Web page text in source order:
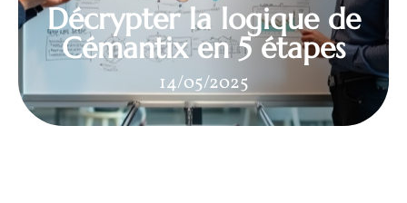
Décrypter la logique de
Cémantix en 5 étapes
14/05/2025